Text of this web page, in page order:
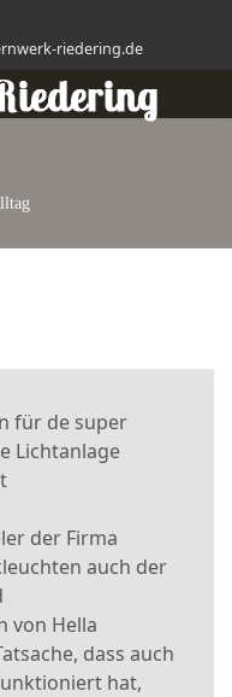
riedering.de
für de super
Lichtanlage
der Firma
auch der
von Hella
dass auch
hat,